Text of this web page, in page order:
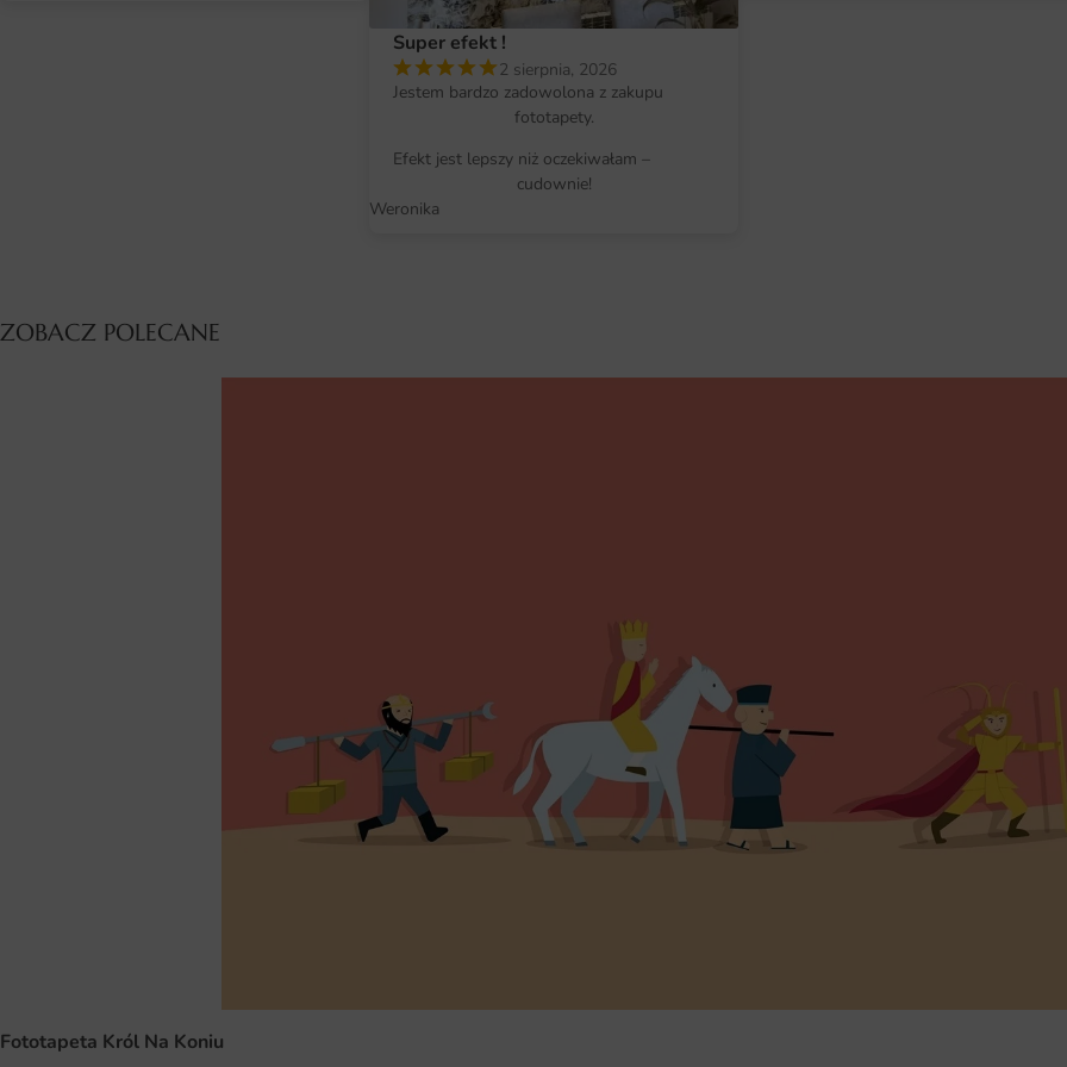
Fototapeta przygotowywana jest
każdej ścianie — także w
pasy montaż przebiega sprawnie
Wystarczy gładka, sucha
Super efekt !
2 sierpnia, 2026
Jestem bardzo zadowolona z zakupu
fototapety.
Efekt jest lepszy niż oczekiwałam –
cudownie!
Weronika
ZOBACZ POLECANE
Fototapeta Król Na Koniu